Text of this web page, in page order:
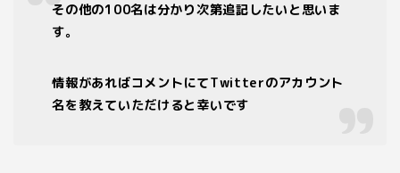
その他の100名は分かり次第追記したいと思いま
す。
情報があればコメントにてTwitterのアカウント
名を教えていただけると幸いです